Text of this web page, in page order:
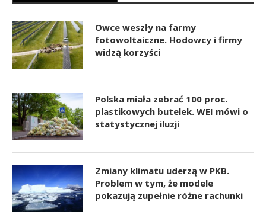
Owce weszły na farmy
fotowoltaiczne. Hodowcy i firmy
widzą korzyści
Polska miała zebrać 100 proc.
plastikowych butelek. WEI mówi o
statystycznej iluzji
Zmiany klimatu uderzą w PKB.
Problem w tym, że modele
pokazują zupełnie różne rachunki